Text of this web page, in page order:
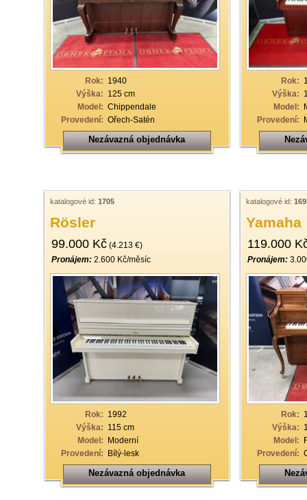
Rok: 1940
Výška: 125 cm
Model: Chippendale
Provedení: Ořech-Satén
Nezávazná objednávka
Rok:
Výška:
Model:
Provedení:
katalogové id: 1705
Rösler
99.000 Kč (4.213 €)
Pronájem: 2.600 Kč/měsíc
Rok: 1992
Výška: 115 cm
Model: Moderní
Provedení: Bílý-lesk
Nezávazná objednávka
katalogové id:
Yamaha
119.000
Pronájem:
Rok:
Výška:
Model:
Provedení: